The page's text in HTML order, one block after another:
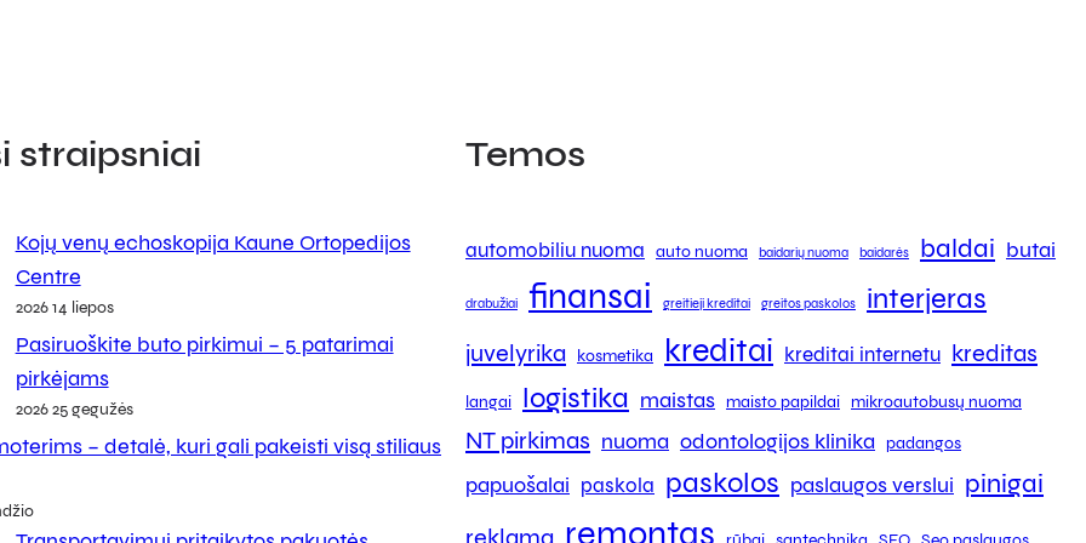
straipsniai
Kojų venų echoskopija Kaune Ortopedijos
Centre
2026 14 liepos
Pasiruoškite buto pirkimui – 5 patarimai
pirkėjams
2026 25 gegužės
– detalė, kuri gali pakeisti visą stiliaus
Temos
automobiliu nuoma auto nuoma baidarių nuoma baidarės baldai butai
drabužiai finansai greitieji kreditai greitos paskolos interjeras
juvelyrika kosmetika kreditai kreditai internetu kreditas
langai logistika maistas maisto papildai mikroautobusų nuoma
NT pirkimas nuoma odontologijos klinika padangos
papuošalai paskola paskolos paslaugos verslui pinigai
remontas